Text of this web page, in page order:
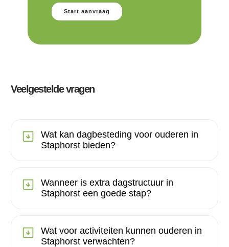
Start aanvraag
Veelgestelde vragen
Wat kan dagbesteding voor ouderen in
Staphorst bieden?
Wanneer is extra dagstructuur in
Staphorst een goede stap?
Wat voor activiteiten kunnen ouderen in
Staphorst verwachten?